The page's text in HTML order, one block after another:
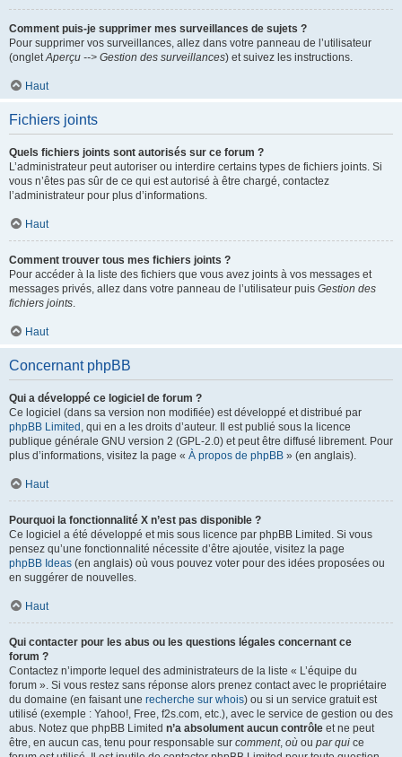
Comment puis-je supprimer mes surveillances de sujets ?
Pour supprimer vos surveillances, allez dans votre panneau de l’utilisateur
(ongletAperçu --> Gestion des surveillances) et suivez les instructions.
Haut
Fichiers joints
Quels fichiers joints sont autorisés sur ce forum ?
L’administrateur peut autoriser ou interdire certains types de fichiers joints. Si
vous n’êtes pas sûr de ce qui est autorisé à être chargé, contactez
l’administrateur pour plus d’informations.
Haut
Comment trouver tous mes fichiers joints ?
Pour accéder à la liste des fichiers que vous avez joints à vos messages et
messages privés, allez dans votre panneau de l’utilisateur puis Gestion des
fichiers joints.
Haut
Concernant phpBB
Qui a développé ce logiciel de forum ?
Ce logiciel (dans sa version non modifiée) est développé et distribué par
phpBB Limited , qui en a les droits d’auteur. Il est publié sous la licence
publique générale GNU version 2 (GPL-2.0) et peut être diffusé librement. Pour
plus d’informations, visitez la page « À propos de phpBB » (en anglais).
Haut
Pourquoi la fonctionnalité X n’est pas disponible ?
Ce logiciel a été développé et mis sous licence par phpBB Limited. Si vous
pensez qu’une fonctionnalité nécessite d’être ajoutée, visitez la page
phpBB Ideas (en anglais) où vous pouvez voter pour des idées proposées ou
en suggérer de nouvelles.
Haut
Qui contacter pour les abus ou les questions légales concernant ce
forum ?
Contactez n’importe lequel des administrateurs de la liste « L’équipe du
forum ». Si vous restez sans réponse alors prenez contact avec le propriétaire
du domaine (en faisant une recherche sur whois) ou si un service gratuit est
utilisé (exemple : Yahoo!, Free, f2s.com, etc.), avec le service de gestion ou des
abus. Notez que phpBB Limited n’a absolument aucun contrôle et ne peut
être, en aucun cas, tenu pour responsable sur comment, où ou par qui ce